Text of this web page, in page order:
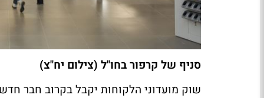
סניף של קרפור בחו"ל (צילום יח"צ)
שוק מועדוני הלקוחות יקבל בקרוב חבר